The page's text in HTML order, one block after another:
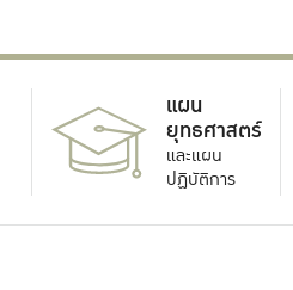
แผน
ยุทธศาสตร์
และแผน
ปฏิบัติการ